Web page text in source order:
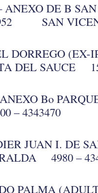
ANEXO DE B
SAN
DORREGO (EX-
DEL SAUCE
Bo
– 4343470
JUAN I. DE
4980 –
PALMA